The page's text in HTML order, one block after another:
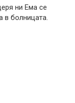
ни Ема се
в болницата.